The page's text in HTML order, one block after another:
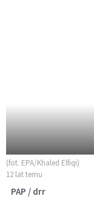
(fot. EPA/Khaled Elfiqi)
12 lat temu
PAP / drr